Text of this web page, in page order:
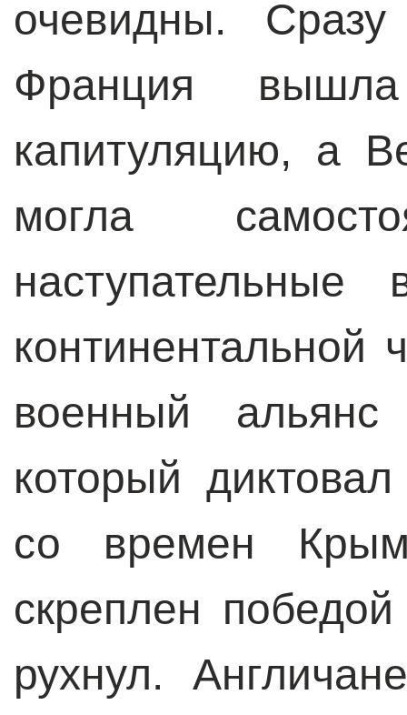
очевидны.
Франция
капитуляцию, а
могла
континентальной
военный
который
со времен
скреплен
рухнул.